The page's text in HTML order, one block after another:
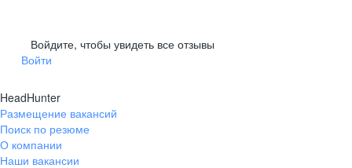
Войдите, чтобы увидеть все отзывы
Войти
HeadHunter
Размещение вакансий
Поиск по резюме
О компании
Наши вакансии